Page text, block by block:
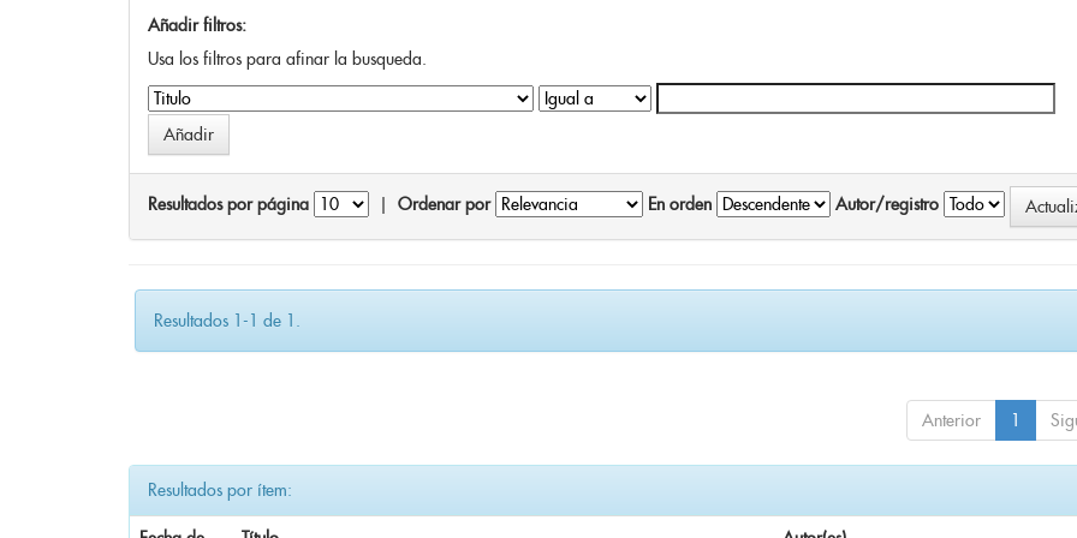
Añadir filtros:
Usa los filtros para afinar la busqueda.
Resultados por página Ordenar por En orden Autor/registro
Resultados 1-1 de 1.
Anterior 1
Resultados por ítem: